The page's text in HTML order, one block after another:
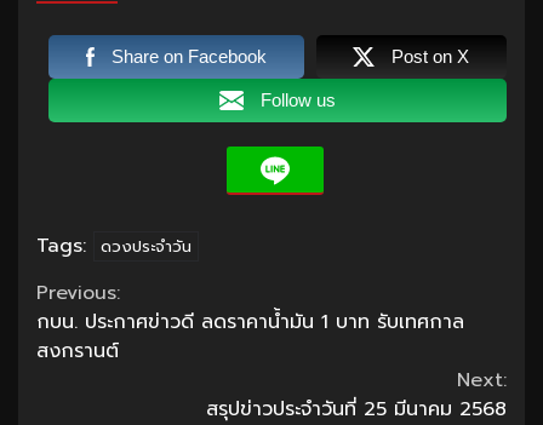
Share on Facebook Post on X
Follow us
Tags: ดวงประจำวัน
Continue
Reading
Previous:
กบน. ประกาศข่าวดี ลดราคาน้ำมัน 1 บาท รับเทศกาล
สงกรานต์
Next:
สรุปข่าวประจำวันที่ 25 มีนาคม 2568